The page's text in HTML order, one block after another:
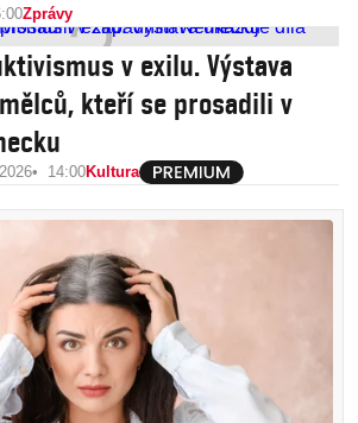
Zprávy
v exilu. Výstava
kteří se prosadili v
14:00Kultura